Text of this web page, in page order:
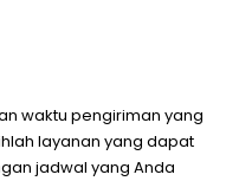
waktu pengiriman yang
layanan yang dapat
jadwal yang Anda